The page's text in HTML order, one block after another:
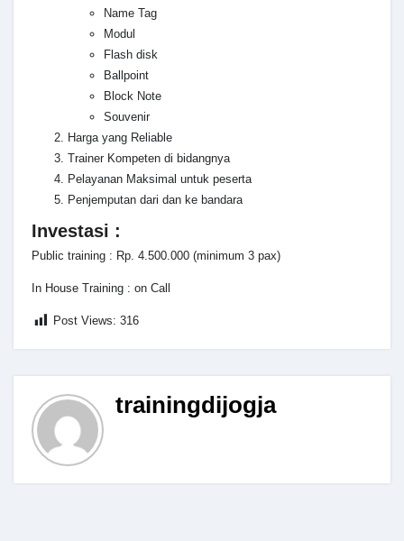
Name Tag
Modul
Flash disk
Ballpoint
Block Note
Souvenir
Harga yang Reliable
Trainer Kompeten di bidangnya
Pelayanan Maksimal untuk peserta
Penjemputan dari dan ke bandara
Investasi :
Public training : Rp. 4.500.000 (minimum 3 pax)
In House Training : on Call
Post Views: 316
trainingdijogja